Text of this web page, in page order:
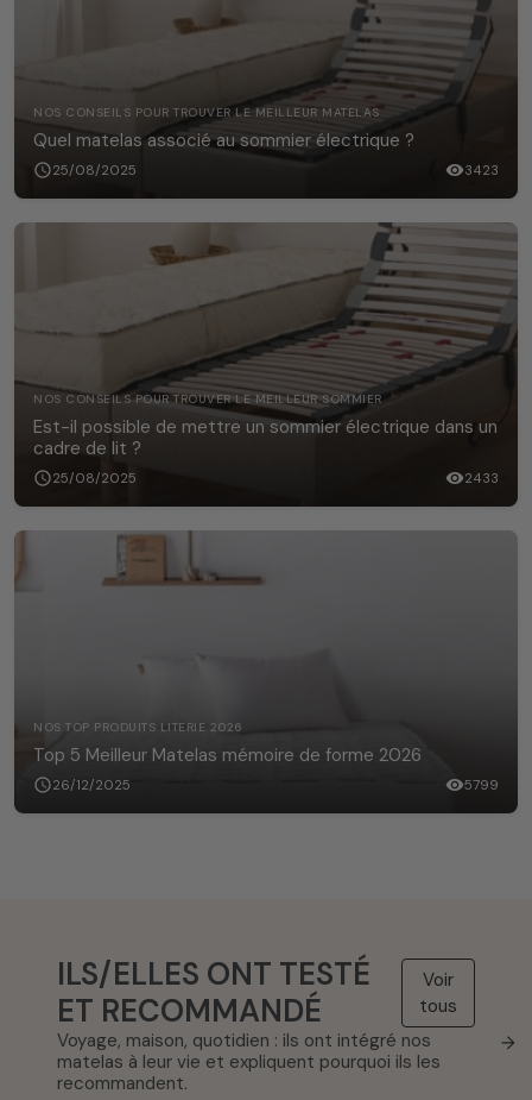
NOS CONSEILS POUR TROUVER LE MEILLEUR MATELAS
Quel matelas associé au sommier électrique ?
schedule25/08/2025 visibility3423
NOS CONSEILS POUR TROUVER LE MEILLEUR SOMMIER
Est-il possible de mettre un sommier électrique dans un
cadre de lit ?
schedule25/08/2025 visibility2433
NOS TOP PRODUITS LITERIE 2026
Top 5 Meilleur Matelas mémoire de forme 2026
schedule26/12/2025 visibility5799
ILS/ELLES ONT TESTÉ
ET RECOMMANDÉ
Voir
tous
→
Voyage, maison, quotidien : ils ont intégré nos
matelas à leur vie et expliquent pourquoi ils les
recommandent.